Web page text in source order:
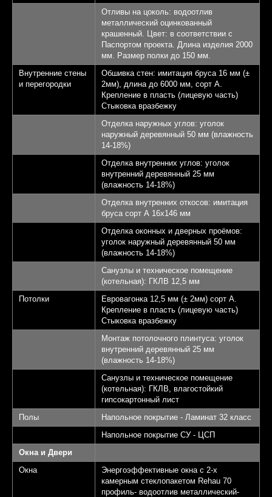
Отливы на цоколь: водоотлив
металлический оцинкованный
крашенный. Цвет: в соответствии с
Паспортом проекта. Длина изделия 2000
мм. Размер полки до 150 мм.
Внутренние стены
и перегородки
Обшивка стен: имитация бруса 16 мм (±
2мм), длина до 6000 мм, сорт А.
Крепление в пласть (лицевую часть)
Стыковка вразбежку
Отделка наружных углов: уголок
наружный деревянный 50 мм (влажность
14-18%)
Отделка внутренних углов: уголок
внутренний деревянный 25 мм
(влажность 14-18%)
Отделка внутренних откосов: имитация
бруса сорт А 16х146 мм
Отделка оконных и дверных проёмов:
уголок наружный деревянный 50 мм
(влажность 14-18%)
Санузлы и техническое помещение
(котельная): ГКЛВ 12,5 мм
Потолки
Евровагонка 12,5 мм (± 2мм) сорт А.
Крепление в пласть (лицевую часть)
Стыковка вразбежку
Монтаж потолочного плинтуса: уголок
внутренний деревянный 25 мм
(влажность 14-18%)
Санузлы и техническое помещение
(котельная): ГКЛВ, влагостойкий
гипсокартонный лист
Полы
Напольное покрытие - Ламинат 32 класс
Напольное покрытие СУ - ЦСП
Окна и Двери
Окна
Энергоэффективные окна с 2-х
камерным стеклопакетом Rehau 70
профиль- водоотлив металлический-